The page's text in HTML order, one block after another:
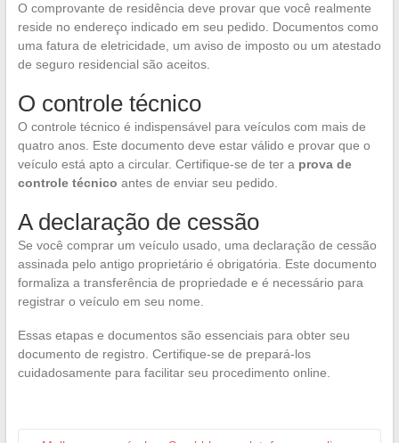
O comprovante de residência deve provar que você realmente
reside no endereço indicado em seu pedido. Documentos como
uma fatura de eletricidade, um aviso de imposto ou um atestado
de seguro residencial são aceitos.
O controle técnico
O controle técnico é indispensável para veículos com mais de
quatro anos. Este documento deve estar válido e provar que o
veículo está apto a circular. Certifique-se de ter a prova de
controle técnico antes de enviar seu pedido.
A declaração de cessão
Se você comprar um veículo usado, uma declaração de cessão
assinada pelo antigo proprietário é obrigatória. Este documento
formaliza a transferência de propriedade e é necessário para
registrar o veículo em seu nome.
Essas etapas e documentos são essenciais para obter seu
documento de registro. Certifique-se de prepará-los
cuidadosamente para facilitar seu procedimento online.